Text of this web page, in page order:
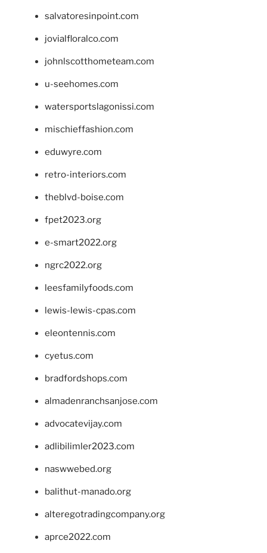
salvatoresinpoint.com
jovialfloralco.com
johnlscotthometeam.com
u-seehomes.com
watersportslagonissi.com
mischieffashion.com
eduwyre.com
retro-interiors.com
theblvd-boise.com
fpet2023.org
e-smart2022.org
ngrc2022.org
leesfamilyfoods.com
lewis-lewis-cpas.com
eleontennis.com
cyetus.com
bradfordshops.com
almadenranchsanjose.com
advocatevijay.com
adlibilimler2023.com
naswwebed.org
balithut-manado.org
alteregotradingcompany.org
aprce2022.com